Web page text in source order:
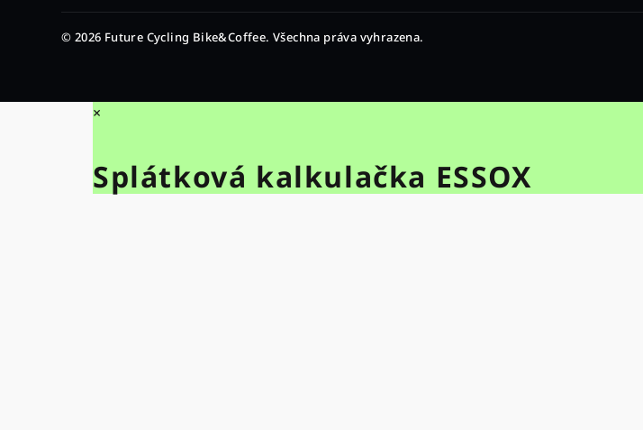
© 2026 Future Cycling Bike&Coffee. Všechna práva vyhrazena.
×
Splátková kalkulačka ESSOX